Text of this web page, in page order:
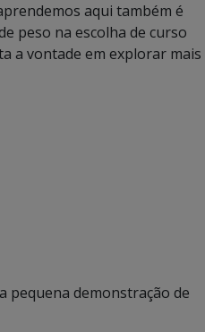
aqui também é
peso na escolha de curso
a vontade em explorar mais
pequena demonstração de